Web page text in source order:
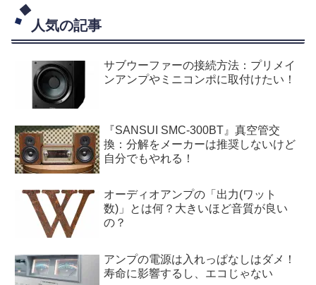
人気の記事
サブウーファーの接続方法：プリメイ
ンアンプやミニコンポに取付けたい！
『SANSUI SMC-300BT』真空管交
換：分解をメーカーは推奨しないけど
自分でもやれる！
オーディオアンプの「出力(ワット
数)」とは何？大きいほど音質が良い
の？
アンプの電源は入れっぱなしはダメ！
寿命に影響するし、エコじゃない